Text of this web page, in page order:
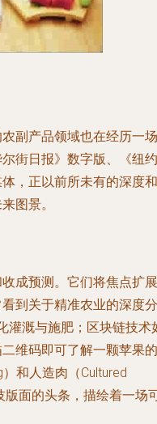
副产品领域也在经历一场
街日报》数字版、《纽约
，正以前所未有的深度和
图景。
成预测。它们将焦点扩展
到关于精准农业的深度分
灌溉与施肥；区块链技术
维码即可了解一颗苹果的
和人造肉（Cultured
面的头条，描绘着一场